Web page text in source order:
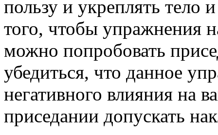
пользу и укреплять тело
того, чтобы упражнения
можно попробовать
убедиться, что данное
негативного влияния на
приседании допускать